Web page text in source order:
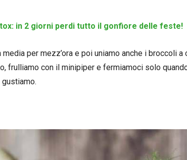
in 2 giorni perdi tutto il gonfiore delle feste!
per mezz’ora e poi uniamo anche i broccoli a
frulliamo con il minipiper e fermiamoci solo